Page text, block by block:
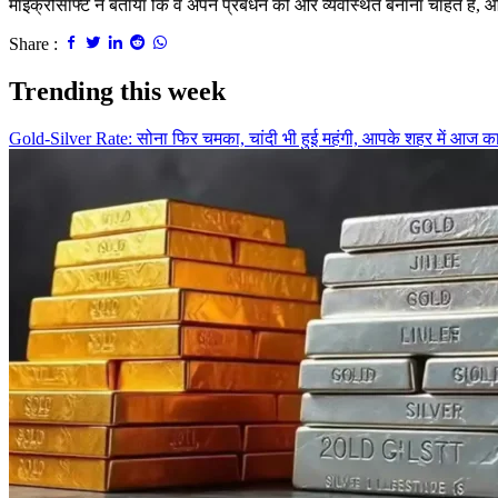
माइक्रोसॉफ्ट ने बताया कि वे अपने प्रबंधन को और व्यवस्थित बनाना चाहते
Share :
Trending this week
Gold-Silver Rate: सोना फिर चमका, चांदी भी हुई महंगी, आपके शहर में आज का